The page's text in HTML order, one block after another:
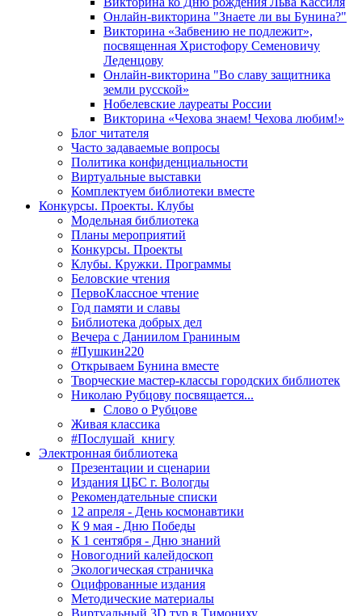
Онлайн-викторина "Знаете ли вы Бунина?"
Викторина «Забвению не подлежит»,
посвященная Христофору Семеновичу
Леденцову
Онлайн-викторина "Во славу защитника
земли русской»
Нобелевские лауреаты России
Викторина «Чехова знаем! Чехова любим!»
Блог читателя
Часто задаваемые вопросы
Политика конфиденциальности
Виртуальные выставки
Комплектуем библиотеки вместе
Конкурсы. Проекты. Клубы
Модельная библиотека
Планы мероприятий
Конкурсы. Проекты
Клубы. Кружки. Программы
Беловские чтения
ПервоКлассное чтение
Год памяти и славы
Библиотека добрых дел
Вечера с Даниилом Граниным
#Пушкин220
Открываем Бунина вместе
Творческие мастер-классы городских библиотек
Николаю Рубцову посвящается...
Слово о Рубцове
Живая классика
#Послушай_книгу
Электронная библиотека
Презентации и сценарии
Издания ЦБС г. Вологды
Рекомендательные списки
12 апреля - День космонавтики
К 9 мая - Дню Победы
К 1 сентября - Дню знаний
Новогодний калейдоскоп
Экологическая страничка
Оцифрованные издания
Методические материалы
Виртуальный 3D тур в Тимониху